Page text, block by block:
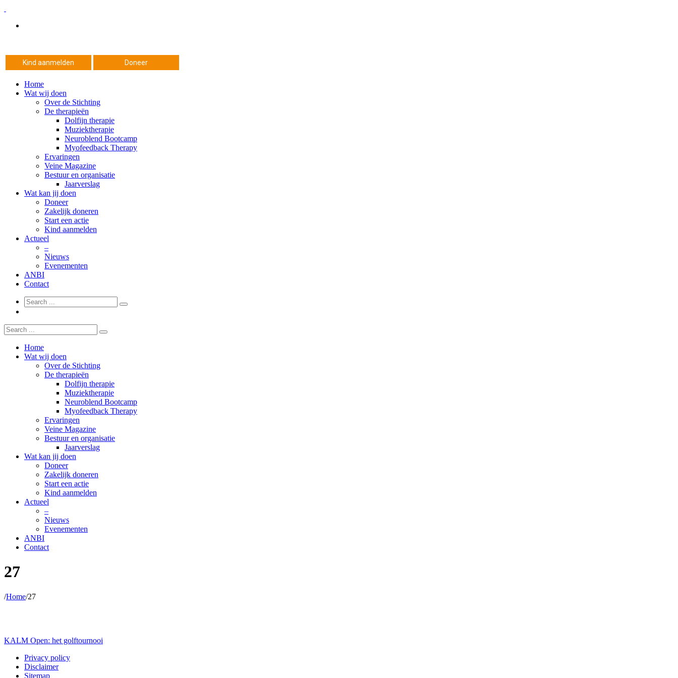
Kind aanmelden Doneer
Home
Wat wij doen
Over de Stichting
De therapieën
Dolfijn therapie
Muziektherapie
Neuroblend Bootcamp
Myofeedback Therapy
Ervaringen
Veine Magazine
Bestuur en organisatie
Jaarverslag
Wat kan jij doen
Doneer
Zakelijk doneren
Start een actie
Kind aanmelden
Actueel
–
Nieuws
Evenementen
ANBI
Contact
Home
Wat wij doen
Over de Stichting
De therapieën
Dolfijn therapie
Muziektherapie
Neuroblend Bootcamp
Myofeedback Therapy
Ervaringen
Veine Magazine
Bestuur en organisatie
Jaarverslag
Wat kan jij doen
Doneer
Zakelijk doneren
Start een actie
Kind aanmelden
Actueel
–
Nieuws
Evenementen
ANBI
Contact
27
/Home/27
KALM Open: het golftournooi
Privacy policy
Disclaimer
Sitemap